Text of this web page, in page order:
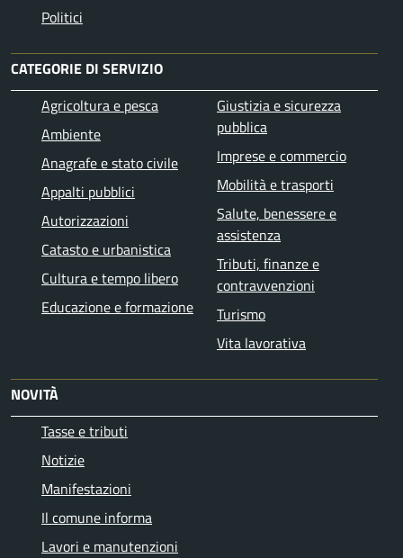
Politici
CATEGORIE DI SERVIZIO
Agricoltura e pesca
Ambiente
Anagrafe e stato civile
Appalti pubblici
Autorizzazioni
Catasto e urbanistica
Cultura e tempo libero
Educazione e formazione
Giustizia e sicurezza
pubblica
Imprese e commercio
Mobilità e trasporti
Salute, benessere e
assistenza
Tributi, finanze e
contravvenzioni
Turismo
Vita lavorativa
NOVITÀ
Tasse e tributi
Notizie
Manifestazioni
Il comune informa
Lavori e manutenzioni